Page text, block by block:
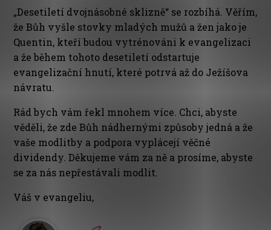
„Desetiletí dvojnásobné sklizně“ se rozbíhá. Věřím,
že Bůh vyšle stovky mladých mužů a žen jako je
Quentin, kteří budou vytrénováni k evangelizaci
a že během tohoto desetiletí odstartuje
evangelizační hnutí, které potrvá až do Ježíšova
návratu.
Rád bych vám řekl mnohem více. Chci, abyste
věděli, že zde Bůh nádhernými způsoby jedná a že
vaše modlitby a podpora vyplácejí věčné
dividendy. Děkujeme vám za ně a prosíme, abyste
se za nás nepřestávali modlit.
Váš v evangeliu,